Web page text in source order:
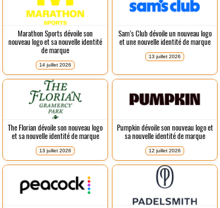
Marathon Sports dévoile son
nouveau logo et sa nouvelle identité
de marque
14 juillet 2026
Sam’s Club dévoile un nouveau logo
et une nouvelle identité de marque
13 juillet 2026
The Florian dévoile son nouveau logo
et sa nouvelle identité de marque
13 juillet 2026
Pumpkin dévoile son nouveau logo et
sa nouvelle identité de marque
12 juillet 2026